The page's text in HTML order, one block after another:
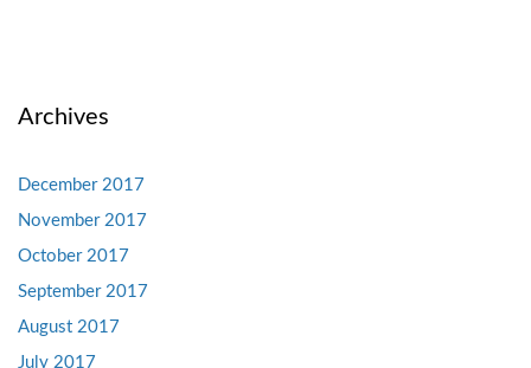
Archives
December 2017
November 2017
October 2017
September 2017
August 2017
July 2017